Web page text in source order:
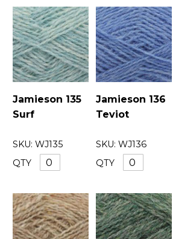
Jamieson 135
Surf
SKU: WJ135
QTY
Jamieson 136
Teviot
SKU: WJ136
QTY